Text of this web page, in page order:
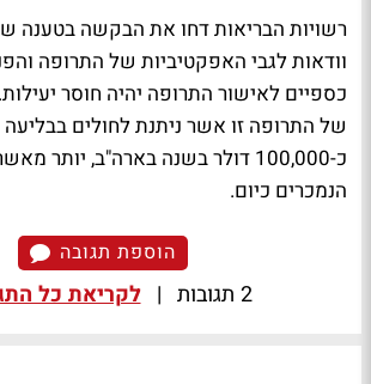
רשויות הבריאות דחו את הבקשה בטענה
וודאות לגבי האפקטיביות של התרופה
כספיים לאישור התרופה יהיה חוסר
של התרופה זו אשר ניתנת לחולים
כ-100,000 דולר בשנה בארה"ב, יותר
הנמכרים כיום.
הוספת תגובה
2 תגובות | לקריאת כל